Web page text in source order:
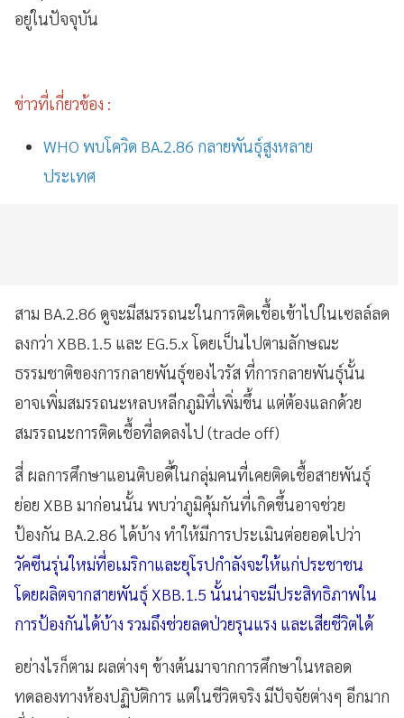
อยู่ในปัจจุบัน
ข่าวที่เกี่ยวข้อง :
WHO พบโควิด BA.2.86 กลายพันธุ์สูงหลาย
ประเทศ
สาม BA.2.86 ดูจะมีสมรรถนะในการติดเชื้อเข้าไปในเซลล์ลด
ลงกว่า XBB.1.5 และ EG.5.x โดยเป็นไปตามลักษณะ
ธรรมชาติของการกลายพันธุ์ของไวรัส ที่การกลายพันธุ์นั้น
อาจเพิ่มสมรรถนะหลบหลีกภูมิที่เพิ่มขึ้น แต่ต้องแลกด้วย
สมรรถนะการติดเชื้อที่ลดลงไป (trade off)
สี่ ผลการศึกษาแอนติบอดี้ในกลุ่มคนที่เคยติดเชื้อสายพันธุ์
ย่อย XBB มาก่อนนั้น พบว่าภูมิคุ้มกันที่เกิดขึ้นอาจช่วย
ป้องกัน BA.2.86 ได้บ้าง ทำให้มีการประเมินต่อยอดไปว่า
วัคซีนรุ่นใหม่ที่อเมริกาและยุโรปกำลังจะให้แก่ประชาชน
โดยผลิตจากสายพันธุ์ XBB.1.5 นั้นน่าจะมีประสิทธิภาพใน
การป้องกันได้บ้าง รวมถึงช่วยลดป่วยรุนแรง และเสียชีวิตได้
อย่างไรก็ตาม ผลต่างๆ ข้างต้นมาจากการศึกษาในหลอด
ทดลองทางห้องปฏิบัติการ แต่ในชีวิตจริง มีปัจจัยต่างๆ อีกมาก